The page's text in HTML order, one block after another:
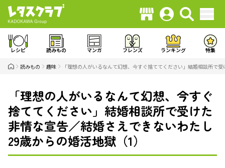
レシピ 読みもの マンガ フレンズ ランキング 特集
読みもの 趣味 「理想の人がいるなんて幻想、今すぐ捨ててください」結婚相談所で
「理想の人がいるなんて幻想、今すぐ
捨ててください」結婚相談所で受けた
非情な宣告／結婚さえできないわたし
29歳からの婚活地獄（1）